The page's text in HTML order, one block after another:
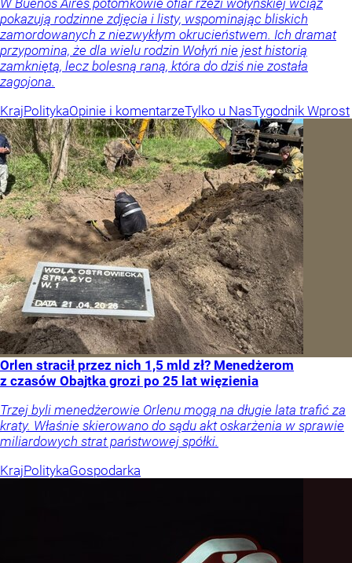
Źródło:Ukraińska Prawda
Wojna w Ukrainie Wiadomości Świat Polityka
UDOSTĘPNIJ
Obserwuj naswGoogle News
Dodaj jakoźródło w Google
SKOMENTUJ 2
„Nie chodzi o zemstę”. Mocny apel w sprawie ofiar rzezi
wołyńskiej
W Buenos Aires potomkowie ofiar rzezi wołyńskiej wciąż
pokazują rodzinne zdjęcia i listy, wspominając bliskich
przypomina, że dla wielu rodzin Wołyń nie jest historią
zamkniętą, lecz bolesną raną, która do dziś nie została
zagojona.
KrajPolitykaOpinie i komentarzeTylko u NasTygodnik Wprost